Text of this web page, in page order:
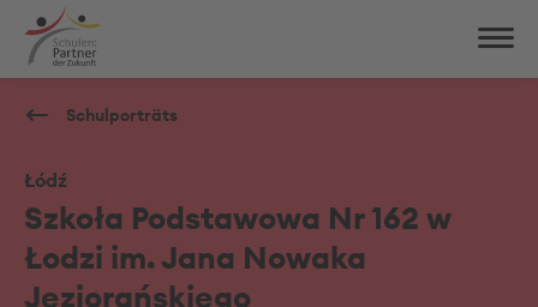
Schulporträts
Łódź
Szkoła Podstawowa Nr 162 w
Łodzi im. Jana Nowaka
Jeziorańskiego